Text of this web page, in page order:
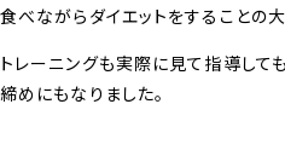
食べながらダイエットをすることの
トレーニングも実際に見て指導して
締めにもなりました。